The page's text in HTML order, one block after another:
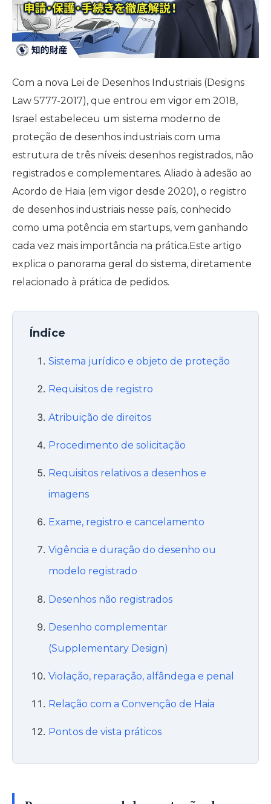
Com a nova Lei de Desenhos Industriais (Designs
Law 5777-2017), que entrou em vigor em 2018,
Israel estabeleceu um sistema moderno de
proteção de desenhos industriais com uma
estrutura de três níveis: desenhos registrados, não
registrados e complementares. Aliado à adesão ao
Acordo de Haia (em vigor desde 2020), o registro
de desenhos industriais nesse país, conhecido
como uma potência em startups, vem ganhando
cada vez mais importância na prática.Este artigo
explica o panorama geral do sistema, diretamente
relacionado à prática de pedidos.
Índice
Sistema jurídico e objeto de proteção
Requisitos de registro
Atribuição de direitos
Procedimento de solicitação
Requisitos relativos a desenhos e
imagens
Exame, registro e cancelamento
Vigência e duração do desenho ou
modelo registrado
Desenhos não registrados
Desenho complementar
(Supplementary Design)
Violação, reparação, alfândega e penal
Relação com a Convenção de Haia
Pontos de vista práticos